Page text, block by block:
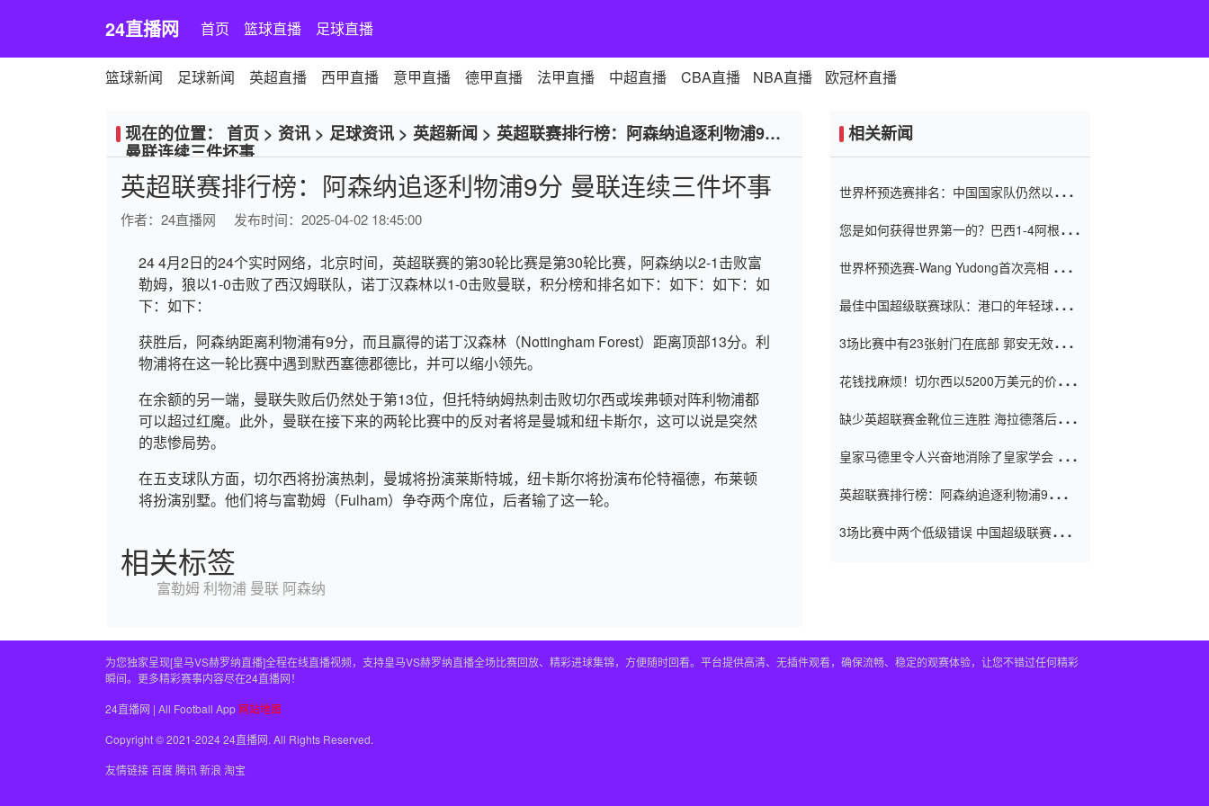
24直播网 首页 篮球直播 足球直播
篮球新闻 足球新闻 英超直播 西甲直播 意甲直播 德甲直播 法甲直播 中超直播 CBA直播 NBA直播 欧冠杯直播
现在的位置： 首页 > 资讯 > 足球资讯 > 英超新闻 > 英超联赛排行榜：阿森纳追逐利物浦9分
曼联连续三件坏事
英超联赛排行榜：阿森纳追逐利物浦9分 曼联连续三件坏事
作者： 24直播网 发布时间：2025-04-02 18:45:00
24 4月2日的24个实时网络，北京时间，英超联赛的第30轮比赛是第30轮比赛，阿森纳以2-1击败富
勒姆，狼以1-0击败了西汉姆联队，诺丁汉森林以1-0击败曼联，积分榜和排名如下：如下：如下：如
下：如下：
获胜后，阿森纳距离利物浦有9分，而且赢得的诺丁汉森林（Nottingham Forest）距离顶部13分。利
物浦将在这一轮比赛中遇到默西塞德郡德比，并可以缩小领先。
在余额的另一端，曼联失败后仍然处于第13位，但托特纳姆热刺击败切尔西或埃弗顿对阵利物浦都
可以超过红魔。此外，曼联在接下来的两轮比赛中的反对者将是曼城和纽卡斯尔，这可以说是突然
的悲惨局势。
在五支球队方面，切尔西将扮演热刺，曼城将扮演莱斯特城，纽卡斯尔将扮演布伦特福德，布莱顿
将扮演别墅。他们将与富勒姆（Fulham）争夺两个席位，后者输了这一轮。
相关标签
富勒姆利物浦 曼联 阿森纳
相关新闻
世界杯预选赛排名：中国国家队仍然以6分
您是如何获得世界第一的？巴西1-4阿根
世界杯预选赛-Wang Yudong首次亮相 中国
最佳中国超级联赛球队：港口的年轻球员在
（Taishan）
3场比赛中有23张射门在底部 郭安无效传球
花钱找麻烦！切尔西以5200万美元的价格
窗口
缺少英超联赛金靴位三连胜 海拉德落后6球
皇家马德里令人兴奋地消除了皇家学会 安
英超联赛排行榜：阿森纳追逐利物浦9分 曼
3场比赛中两个低级错误 中国超级联赛的前
为您独家呈现[皇马VS赫罗纳直播]全程在线直播视频，支持皇马VS赫罗纳直播全场比赛回放、精彩进球集锦，方便随时回看。平台提供高清、无插件观看，确保流畅、稳定的观赛体验，让您不错过任何精彩
瞬间。更多精彩赛事内容尽在24直播网！
24直播网 | All Football App 网站地图
Copyright © 2021-2024 24直播网. All Rights Reserved.
友情链接百度腾讯新浪 淘宝